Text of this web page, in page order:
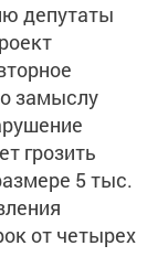
депутаты
замыслу
грозить
5 тыс.
от четырех